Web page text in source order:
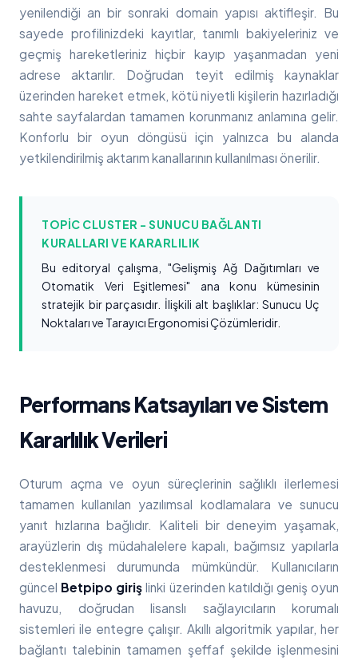
yenilendiği an bir sonraki domain yapısı aktifleşir. Bu
sayede profilinizdeki kayıtlar, tanımlı bakiyeleriniz ve
geçmiş hareketleriniz hiçbir kayıp yaşanmadan yeni
adrese aktarılır. Doğrudan teyit edilmiş kaynaklar
üzerinden hareket etmek, kötü niyetli kişilerin hazırladığı
sahte sayfalardan tamamen korunmanız anlamına gelir.
Konforlu bir oyun döngüsü için yalnızca bu alanda
yetkilendirilmiş aktarım kanallarının kullanılması önerilir.
TOPIC CLUSTER - SUNUCU BAĞLANTI
KURALLARI VE KARARLILIK
Bu editoryal çalışma, "Gelişmiş Ağ Dağıtımları ve
Otomatik Veri Eşitlemesi" ana konu kümesinin
stratejik bir parçasıdır. İlişkili alt başlıklar: Sunucu Uç
Noktaları ve Tarayıcı Ergonomisi Çözümleridir.
Performans Katsayıları ve Sistem
Kararlılık Verileri
Oturum açma ve oyun süreçlerinin sağlıklı ilerlemesi
tamamen kullanılan yazılımsal kodlamalara ve sunucu
yanıt hızlarına bağlıdır. Kaliteli bir deneyim yaşamak,
arayüzlerin dış müdahalelere kapalı, bağımsız yapılarla
desteklenmesi durumunda mümkündür. Kullanıcıların
güncel Betpipo giriş linki üzerinden katıldığı geniş oyun
havuzu, doğrudan lisanslı sağlayıcıların korumalı
sistemleri ile entegre çalışır. Akıllı algoritmik yapılar, her
bağlantı talebinin tamamen şeffaf şekilde işlenmesini